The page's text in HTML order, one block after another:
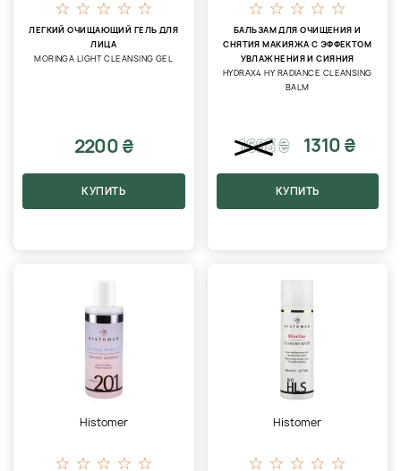
ЛЕГКИЙ ОЧИЩАЮЩИЙ ГЕЛЬ ДЛЯ
ЛИЦА
MORINGA LIGHT CLEANSING GEL
2200 ₴
КУПИТЬ
БАЛЬЗАМ ДЛЯ ОЧИЩЕНИЯ И
СНЯТИЯ МАКИЯЖА С ЭФФЕКТОМ
УВЛАЖНЕНИЯ И СИЯНИЯ
HYDRAX4 HY RADIANCE CLEANSING
BALM
1693₴ 1310 ₴
КУПИТЬ
Histomer Histomer